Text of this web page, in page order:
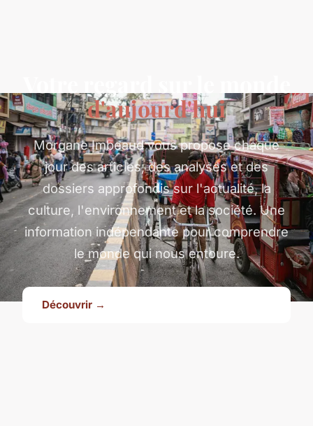
d'aujourd'hui
Morgane Imbeaud vous propose chaque
jour des articles, des analyses et des
dossiers approfondis sur l'actualité, la
culture, l'environnement et la société. Une
information indépendante pour comprendre
le monde qui nous entoure.
Découvrir →